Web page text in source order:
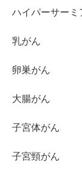
ハイパーサーミ
乳がん
卵巣がん
大腸がん
子宮体がん
子宮頸がん